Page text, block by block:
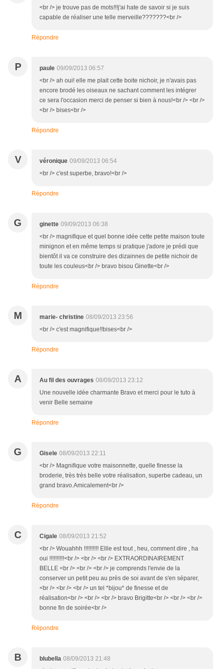
<br /> je trouve pas de mots!!!j'ai hate de savoir si je suis
capable de réaliser une telle merveille???????<br />
Répondre
P paule 09/09/2013 06:57
<br /> ah oui! elle me plait cette boite nichoir, je n'avais pas
encore brodé les oiseaux ne sachant comment les intégrer
ce sera l'occasion merci de penser si bien à nous!<br /> <br />
<br /> bises<br />
Répondre
V véronique 09/09/2013 06:54
<br /> c'est superbe, bravo!<br />
Répondre
G ginette 09/09/2013 06:38
<br /> magnifique et quel bonne idée cette petite maison toute
minignon et en même temps si pratique j'adore je prédi que
bientôt il va ce construire des dizainnes de petite nichoir de
toute les couleus<br /> bravo bisou Ginette<br />
Répondre
M marie- christine 08/09/2013 23:56
<br /> c'est magnifique!!bises<br />
Répondre
A Au fil des ouvrages 08/09/2013 23:12
Une nouvelle idée charmante Bravo et merci pour le tuto à
venir Belle semaine
Répondre
G Gisele 08/09/2013 22:11
<br /> Magnifique votre maisonnette, quelle finesse la
broderie, très très belle votre réalisation, superbe cadeau, un
grand bravo.Amicalement<br />
Répondre
C Cigale 08/09/2013 21:52
<br /> Wouahhh !!!!!!!!!! Ellle est tout , heu, comment dire , ha
oui !!!!!!!!!!<br /> <br /> <br /> EXTRAORDINAIREMENT
BELLE <br /> <br /> <br /> je comprends l'envie de la
conserver un petit peu au près de soi avant de s'en séparer,
<br /> <br /> <br /> un tel *bijou* de finesse et de
réalisation<br /> <br /> <br /> bravo Brigitte<br /> <br /> <br />
bonne fin de soirée<br />
Répondre
B blubella 08/09/2013 21:48